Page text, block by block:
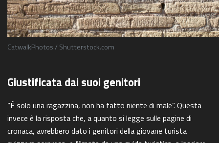
CatwalkPhotos / Shutterstock.com
Giustificata dai suoi genitori
“È solo una ragazzina, non ha fatto niente di male”. Questa
invece è la risposta che, a quanto si legge sulle pagine di
cronaca, avrebbero dato i genitori della giovane turista